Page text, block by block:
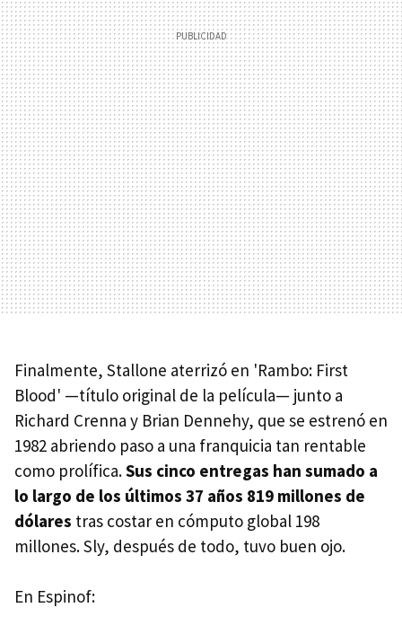
Finalmente, Stallone aterrizó en 'Rambo: First
Blood' —título original de la película— junto a
Richard Crenna y Brian Dennehy, que se estrenó en
1982 abriendo paso a una franquicia tan rentable
como prolífica.Sus cinco entregas han sumado a
lo largo de los últimos 37 años 819 millones de
dólares tras costar en cómputo global 198
millones. Sly, después de todo, tuvo buen ojo.
En Espinof: